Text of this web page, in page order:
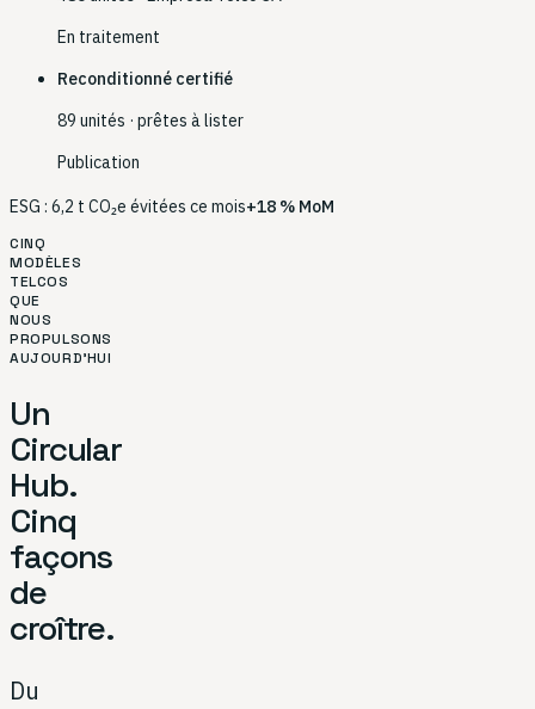
En traitement
Reconditionné certifié
89 unités · prêtes à lister
Publication
ESG : 6,2 t CO₂e évitées ce mois+18 % MoM
CINQ
MODÈLES
TELCOS
QUE
NOUS
PROPULSONS
AUJOURD'HUI
Un
Circular
Hub.
Cinq
façons
de
croître.
Du